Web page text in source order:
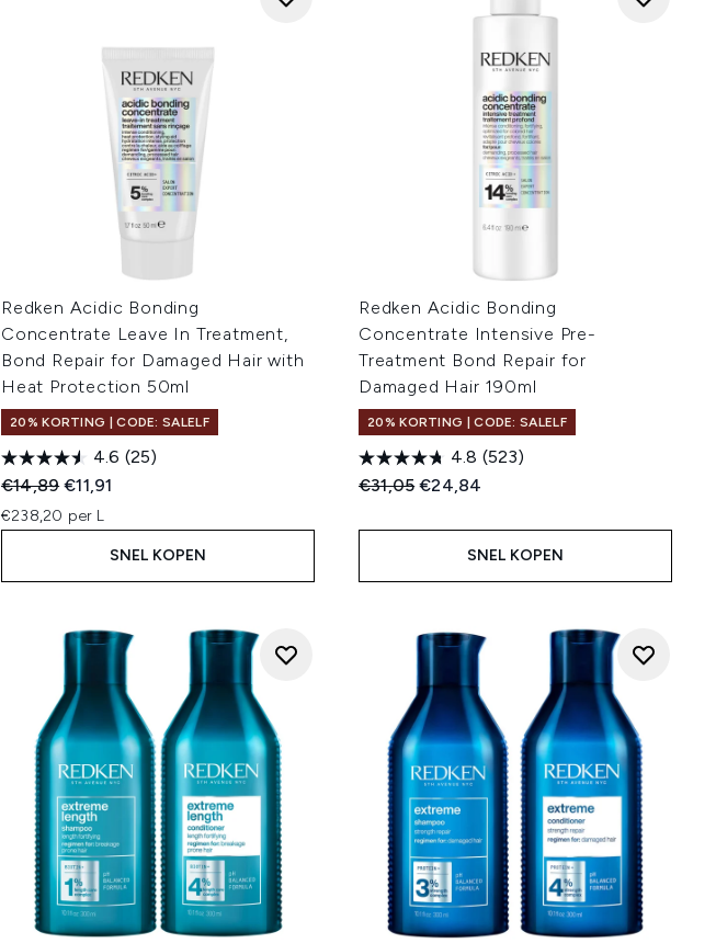
Redken Acidic Bonding
Concentrate Leave In Treatment,
Bond Repair for Damaged Hair with
Heat Protection 50ml
20% KORTING | CODE: SALELF
4.6 (25)
Recommended Retail Price:
€14,89Huidige prijs:
€11,91
€238,20 per L
SNEL KOPEN
Redken Acidic Bonding
Concentrate Intensive Pre-
Treatment Bond Repair for
Damaged Hair 190ml
20% KORTING | CODE: SALELF
4.8 (523)
Recommended Retail Price:
€31,05Huidige prijs:
€24,84
SNEL KOPEN